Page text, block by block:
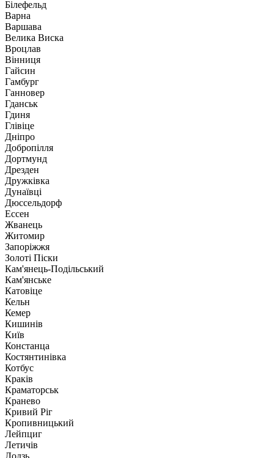
Білефельд
Варна
Варшава
Велика Виска
Вроцлав
Вінниця
Гайсин
Гамбург
Ганновер
Гданськ
Гдиня
Глівіце
Дніпро
Добропілля
Дортмунд
Дрезден
Дружківка
Дунаївці
Дюссельдорф
Ессен
Жванець
Житомир
Запоріжжя
Золоті Піски
Кам'янець-Подільський
Кам'янське
Катовіце
Кельн
Кемер
Кишинів
Київ
Констанца
Костянтинівка
Котбус
Краків
Краматорськ
Кранево
Кривий Ріг
Кропивницький
Лейпциг
Летичів